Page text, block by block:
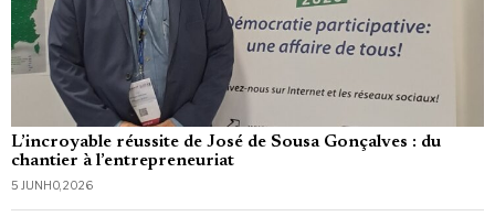
L’incroyable réussite de José de Sousa Gonçalves : du
chantier à l’entrepreneuriat
5 JUNHO, 2026